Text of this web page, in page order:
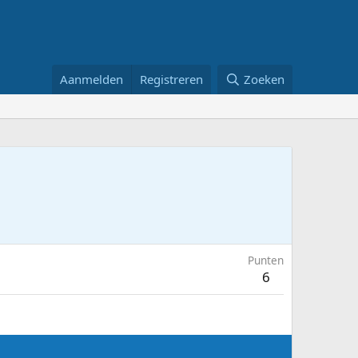
Aanmelden Registreren Zoeken
Punten
6